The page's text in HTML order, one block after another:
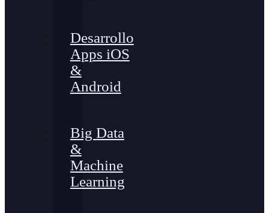
Desarrollo
Apps iOS
&
Android
Big Data
&
Machine
Learning